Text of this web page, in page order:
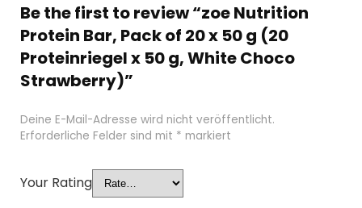
Be the first to review “zoe Nutrition
Protein Bar, Pack of 20 x 50 g (20
Proteinriegel x 50 g, White Choco
Strawberry)”
Deine E-Mail-Adresse wird nicht veröffentlicht.
Erforderliche Felder sind mit * markiert
Your Rating